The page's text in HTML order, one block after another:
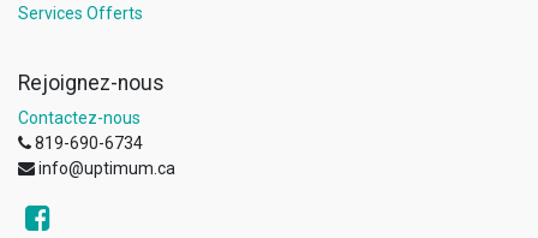
Services Offerts
Rejoignez-nous
Contactez-nous
819-690-6734
info@uptimum.ca